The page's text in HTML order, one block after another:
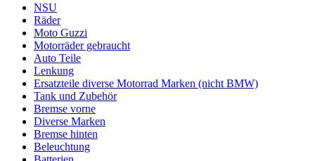
NSU
Räder
Moto Guzzi
Motorräder gebraucht
Auto Teile
Lenkung
Ersatzteile diverse Motorrad Marken (nicht BMW)
Tank und Zubehör
Bremse vorne
Diverse Marken
Bremse hinten
Beleuchtung